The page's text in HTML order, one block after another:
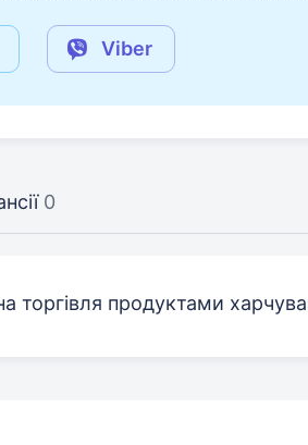
Viber
0
торгівля продуктами